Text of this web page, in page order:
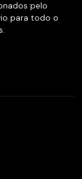
pelo
para todo o